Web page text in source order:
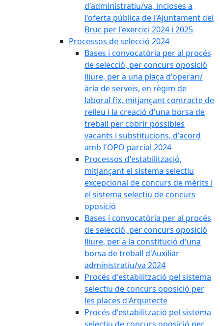
d'administratiu/va, incloses a
l'oferta pública de l'Ajuntament del
Bruc per l'exercici 2024 i 2025
Processos de selecció 2024
Bases i convocatòria per al procés
de selecció, per concurs oposició
lliure, per a una plaça d'operari/
ària de serveis, en règim de
laboral fix, mitjançant contracte de
relleu i la creació d'una borsa de
treball per cobrir possibles
vacants i substitucions, d'acord
amb l'OPO parcial 2024
Processos d'estabilització,
mitjançant el sistema selectiu
excepcional de concurs de mèrits i
el sistema selectiu de concurs
oposició
Bases i convocatòria per al procés
de selecció, per concurs oposició
lliure, per a la constitució d'una
borsa de treball d'Auxiliar
administratiu/va 2024
Procés d'estabilització pel sistema
selectiu de concurs oposició per
les places d'Arquitecte
Procés d'estabilització pel sistema